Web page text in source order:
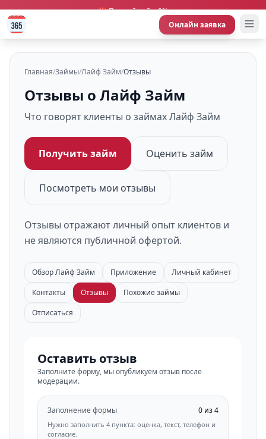
🎁 Первый займ 0%
Онлайн заявка
Главная/Займы/Лайф Займ/Отзывы
Отзывы о Лайф Займ
Что говорят клиенты о займах Лайф Займ
Получить займ Оценить займ
Посмотреть мои отзывы
Отзывы отражают личный опыт клиентов и
не являются публичной офертой.
Обзор Лайф Займ Приложение
Личный кабинет
Контакты
Отзывы
Похожие займы
Отписаться
Оставить отзыв
Заполните форму, мы опубликуем отзыв после
модерации.
Заполнение формы 0 из 4
Нужно заполнить 4 пункта: оценка, текст, телефон и
согласие.